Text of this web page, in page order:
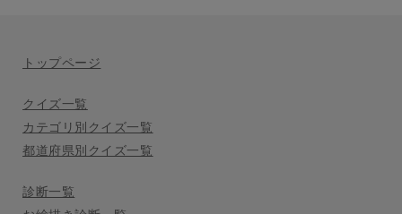
トップページ
クイズ一覧
カテゴリ別クイズ一覧
都道府県別クイズ一覧
診断一覧